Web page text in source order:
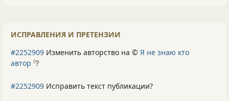
ИСПРАВЛЕНИЯ И ПРЕТЕНЗИИ
#2252909 Изменить авторство на © Я не знаю кто
автор 0?
#2252909 Исправить текст публикации?